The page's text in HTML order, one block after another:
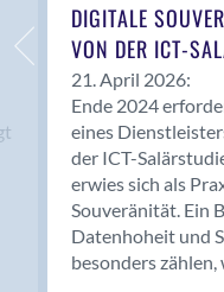
Basel
Bassersdorf
Belp
Bendern
Benken (SG)
Bergdietikon
Berlin
Bern
Bern - Liebefeld
DIGITALE
VON DER ICT-
21. April 2026:
Ende 2024
eines
der ICT-
erwies sich als
Souveränität. Ein
Datenhoheit und
besonders